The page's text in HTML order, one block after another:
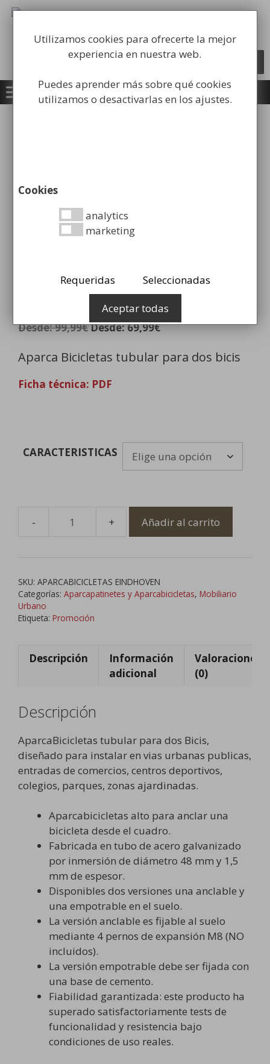
Saltar
contenido
equipamiento para la higiene industrial
Búsqueda
¡OFERTA!
AparcaBicicletas Tubular
Desde:99,99€Desde:69,99€
Aparca Bicicletas tubular para dos bicis
Ficha técnica: PDF
CARACTERISTICAS
AparcaBicicletas
Añadir al carrito
SKU: APARCABICICLETAS EINDHOVEN
Categorías: Aparcapatinetes y Aparcabicicletas, Mobiliario
Urbano
Etiqueta: Promoción
Descripción
Información
adicional
Valoraciones
(0)
Descripción
AparcaBicicletas tubular para dos Bicis,
diseñado para instalar en vias urbanas publicas,
entradas de comercios, centros deportivos,
colegios, parques, zonas ajardinadas.
Aparcabicicletas alto para anclar una
bicicleta desde el cuadro.
Fabricada en tubo de acero galvanizado
por inmersión de diámetro 48 mm y 1,5
mm de espesor.
Disponibles dos versiones una anclable y
una empotrable en el suelo.
La versión anclable es fijable al suelo
mediante 4 pernos de expansión M8 (NO
incluidos).
La versión empotrable debe ser fijada con
una base de cemento.
Fiabilidad garantizada: este producto ha
superado satisfactoriamente tests de
funcionalidad y resistencia bajo
condiciones de uso reales.
Utilizamos cookies para ofrecerte la mejor
experiencia en nuestra web.
Puedes aprender más sobre qué cookies
utilizamos o desactivarlas en los ajustes.
Cookies
analytics
marketing
Requeridas Seleccionadas
Aceptar todas